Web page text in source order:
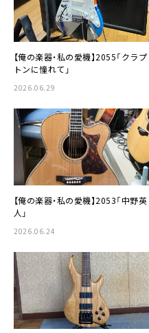
【俺の楽器・私の愛機】2055「クラプ
トンに憧れて」
2026.06.29
【俺の楽器・私の愛機】2053「中野英
人」
2026.06.24